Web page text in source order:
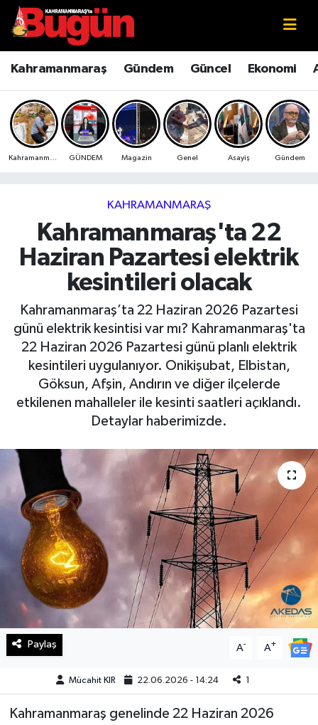
Kahramanmaraş Gündem Güncel Ekonomi
GÜNDEM Magazin Genel Asayiş Gündem
KAHRAMANMARAŞ
Kahramanmaraş'ta 22
Haziran Pazartesi elektrik
kesintileri olacak
Kahramanmaraş’ta 22 Haziran 2026 Pazartesi
günü elektrik kesintisi var mı? Kahramanmaraş'ta
22 Haziran 2026 Pazartesi günü planlı elektrik
kesintileri uygulanıyor. Onikişubat, Elbistan,
Göksun, Afşin, Andırın ve diğer ilçelerde
etkilenen mahalleler ile kesinti saatleri açıklandı.
Detaylar haberimizde.
Paylaş A- A+
Mücahit KIR 22.06.2026 - 14:24 1
Kahramanmaraş genelinde 22 Haziran 2026
Kahramanmaraş
Kahramanmaraş Sokak Röportajları
Bilim ve Teknoloji
Çevre
Ekonomi
Genel
Güncel
Haberde İnsan
Kültür Sanat
Manşet Altı
Manşetler
Resmi İlan
Sağlık
Spor
SürManşet
Kahramanmaraş Nöbetçi Eczaneler
Kahramanmaraş Hava Durumu
Kahramanmaraş Namaz Vakitleri
Kahramanmaraş Trafik Yoğunluk Haritası
Süper Lig Puan Durumu ve Fikstür
Tüm Manşetler
Son Dakika Haberleri
Haber Arşivi